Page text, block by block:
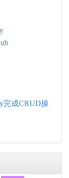
完成CRUD操